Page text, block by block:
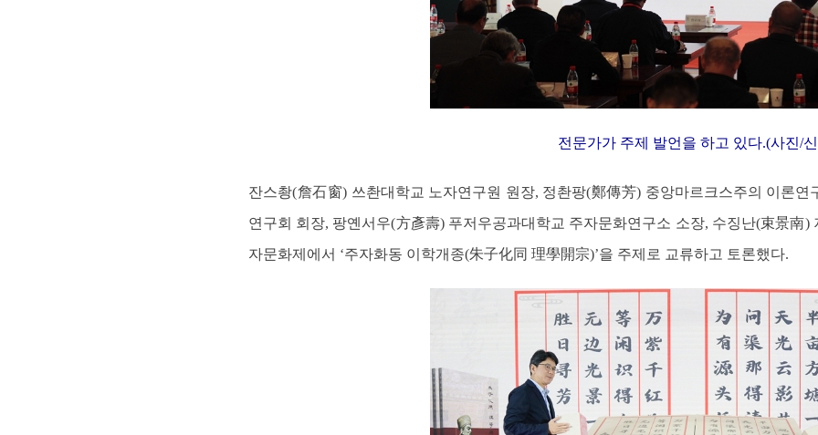
전문가가 주제 발언을 하고 있다.(사진/
잔스촹(詹石窗) 쓰촨대학교 노자연구원 원장, 정촨팡(鄭傳芳) 중앙마르크스주의 이론
연구회 회장, 팡옌서우(方彥壽) 푸저우공과대학교 주자문화연구소 소장, 수징난(束景南
자문화제에서 ‘주자화동 이학개종(朱子化同 理學開宗)’을 주제로 교류하고 토론했다.